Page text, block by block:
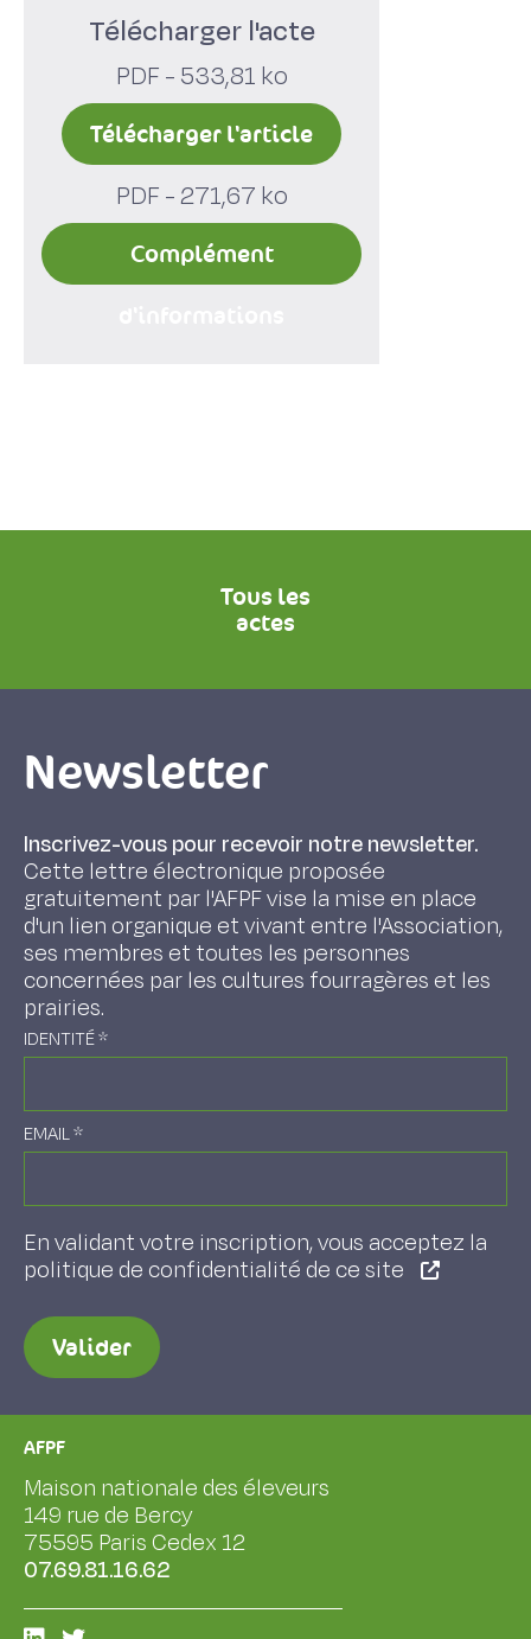
Télécharger l'acte
PDF - 533,81 ko
Télécharger l'article
PDF - 271,67 ko
Complément
Tous les
actes
Newsletter
Inscrivez-vous pour recevoir notre newsletter.
Cette lettre électronique proposée
gratuitement par l'AFPF vise la mise en place
d'un lien organique et vivant entre l'Association,
ses membres et toutes les personnes
concernées par les cultures fourragères et les
prairies.
IDENTITÉ*
EMAIL*
En validant votre inscription, vous acceptez la
politique de confidentialité de ce site
Valider
AFPF
Maison nationale des éleveurs
149 rue de Bercy
75595 Paris Cedex 12
07.69.81.16.62